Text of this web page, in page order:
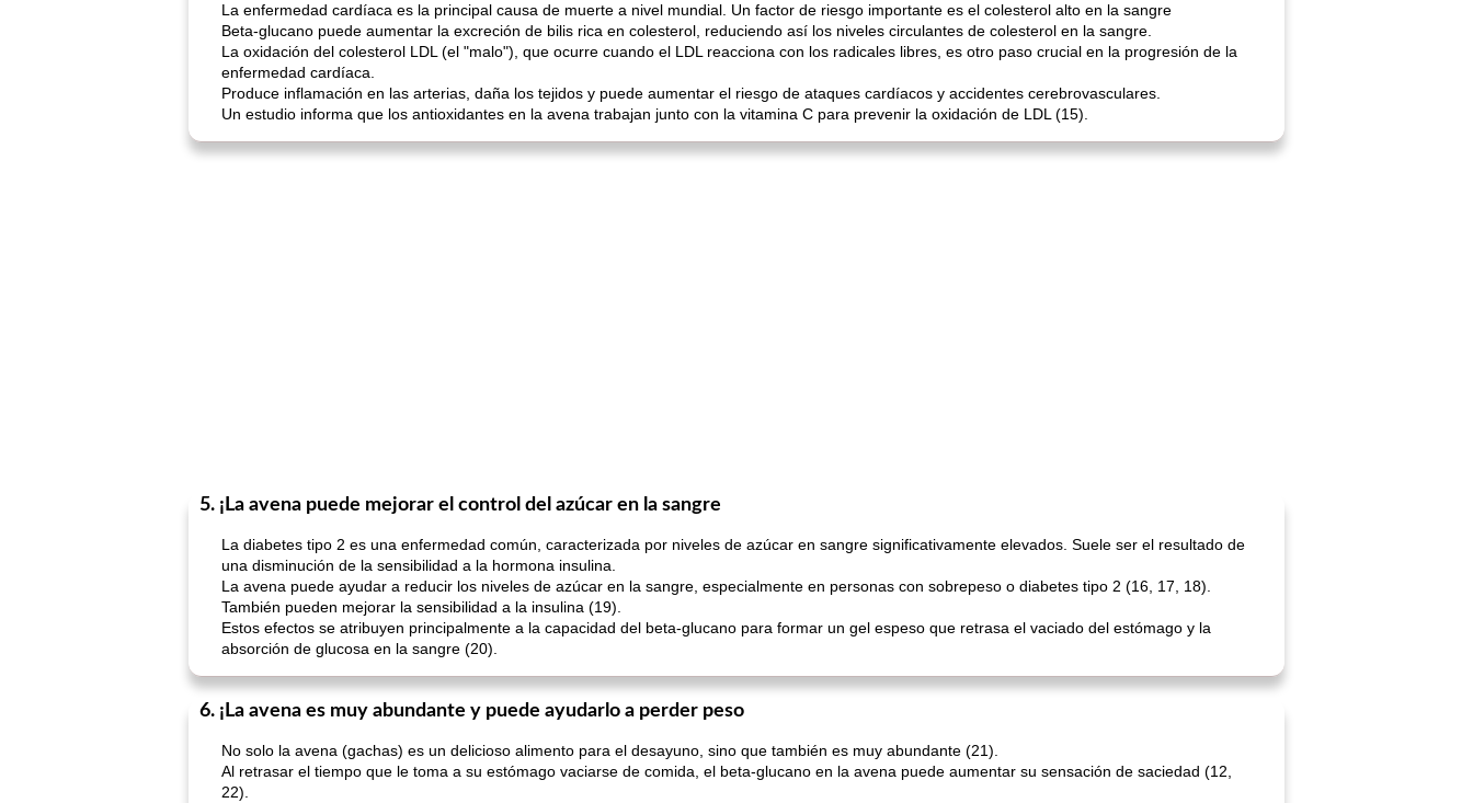
La enfermedad cardíaca es la principal causa de muerte a nivel mundial. Un factor de riesgo importante es el colesterol alto en la sangre
Beta-glucano puede aumentar la excreción de bilis rica en colesterol, reduciendo así los niveles circulantes de colesterol en la sangre.
La oxidación del colesterol LDL (el "malo"), que ocurre cuando el LDL reacciona con los radicales libres, es otro paso crucial en la progresión de la
enfermedad cardíaca.
Produce inflamación en las arterias, daña los tejidos y puede aumentar el riesgo de ataques cardíacos y accidentes cerebrovasculares.
Un estudio informa que los antioxidantes en la avena trabajan junto con la vitamina C para prevenir la oxidación de LDL (15).
5. ¡La avena puede mejorar el control del azúcar en la sangre
La diabetes tipo 2 es una enfermedad común, caracterizada por niveles de azúcar en sangre significativamente elevados. Suele ser el resultado de
una disminución de la sensibilidad a la hormona insulina.
La avena puede ayudar a reducir los niveles de azúcar en la sangre, especialmente en personas con sobrepeso o diabetes tipo 2 (16, 17, 18).
También pueden mejorar la sensibilidad a la insulina (19).
Estos efectos se atribuyen principalmente a la capacidad del beta-glucano para formar un gel espeso que retrasa el vaciado del estómago y la
absorción de glucosa en la sangre (20).
6. ¡La avena es muy abundante y puede ayudarlo a perder peso
No solo la avena (gachas) es un delicioso alimento para el desayuno, sino que también es muy abundante (21).
Al retrasar el tiempo que le toma a su estómago vaciarse de comida, el beta-glucano en la avena puede aumentar su sensación de saciedad (12,
22).